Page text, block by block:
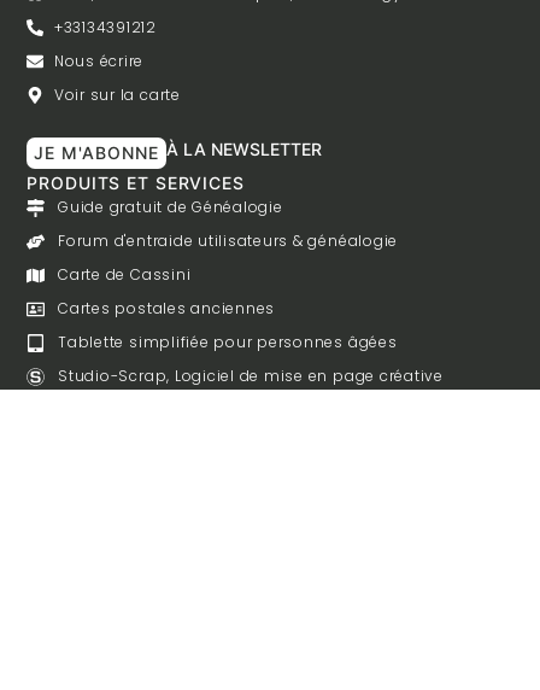
+33134391212
Nous écrire
Voir sur la carte
JE M'ABONNE À LA NEWSLETTER
PRODUITS ET SERVICES
Guide gratuit de Généalogie
Forum d'entraide utilisateurs & généalogie
Carte de Cassini
Cartes postales anciennes
Tablette simplifiée pour personnes âgées
Studio-Scrap, Logiciel de mise en page créative